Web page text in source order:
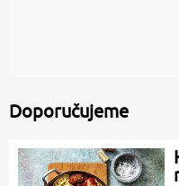
Doporučujeme